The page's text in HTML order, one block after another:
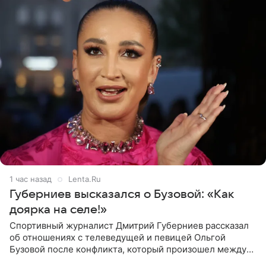
1 час назад Lenta.Ru
Губерниев высказался о Бузовой: «Как
доярка на селе!»
Спортивный журналист Дмитрий Губерниев рассказал
об отношениях с телеведущей и певицей Ольгой
Бузовой после конфликта, который произошел между